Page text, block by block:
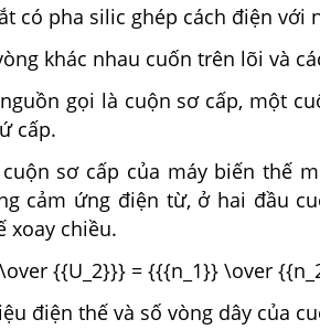
có pha silic ghép cách điện với
khác nhau cuốn trên lõi và
gọi là cuộn sơ cấp, một
cấp.
sơ cấp của máy biến thế
cảm ứng điện từ, ở hai đầu
xoay chiều.
{{U_2}}} = {{{n_1}} \over
điện thế và số vòng dây của